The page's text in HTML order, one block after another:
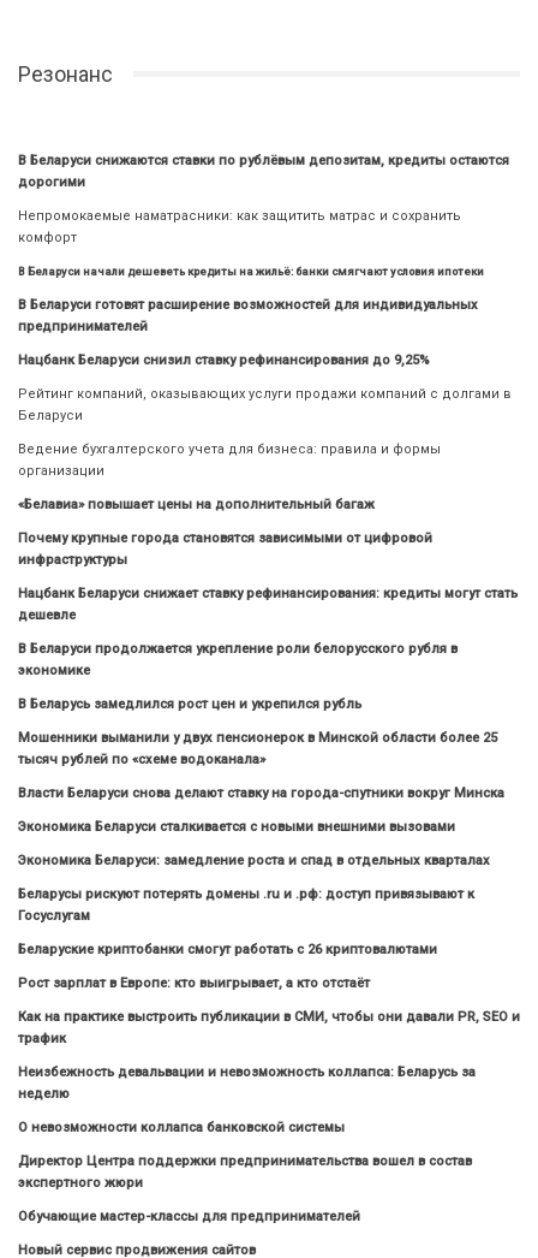
Резонанс
В Беларуси снижаются ставки по рублёвым депозитам, кредиты остаются
дорогими
Непромокаемые наматрасники: как защитить матрас и сохранить
комфорт
В Беларуси начали дешеветь кредиты на жильё: банки смягчают условия ипотеки
В Беларуси готовят расширение возможностей для индивидуальных
предпринимателей
Нацбанк Беларуси снизил ставку рефинансирования до 9,25%
Рейтинг компаний, оказывающих услуги продажи компаний с долгами в
Беларуси
Ведение бухгалтерского учета для бизнеса: правила и формы
организации
«Белавиа» повышает цены на дополнительный багаж
Почему крупные города становятся зависимыми от цифровой
инфраструктуры
Нацбанк Беларуси снижает ставку рефинансирования: кредиты могут стать
дешевле
В Беларуси продолжается укрепление роли белорусского рубля в
экономике
В Беларусь замедлился рост цен и укрепился рубль
Мошенники выманили у двух пенсионерок в Минской области более 25
тысяч рублей по «схеме водоканала»
Власти Беларуси снова делают ставку на города-спутники вокруг Минска
Экономика Беларуси сталкивается с новыми внешними вызовами
Экономика Беларуси: замедление роста и спад в отдельных кварталах
Беларусы рискуют потерять домены .ru и .рф: доступ привязывают к
Госуслугам
Беларуские криптобанки смогут работать с 26 криптовалютами
Рост зарплат в Европе: кто выигрывает, а кто отстаёт
Как на практике выстроить публикации в СМИ, чтобы они давали PR, SEO и
трафик
Неизбежность девальвации и невозможность коллапса: Беларусь за
неделю
О невозможности коллапса банковской системы
Директор Центра поддержки предпринимательства вошел в состав
экспертного жюри
Обучающие мастер-классы для предпринимателей
Новый сервис продвижения сайтов